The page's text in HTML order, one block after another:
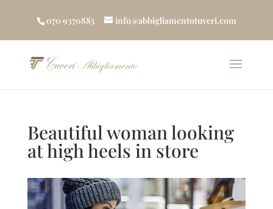
070 9370885 info@abbigliamentotuveri.com
Beautiful woman looking
at high heels in store